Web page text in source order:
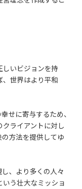
いビジョンを持
世界はより平和
せに寄与するため、
ライアントに対し
方法を提供してゆ
、より多くの人々
う壮大なミッショ